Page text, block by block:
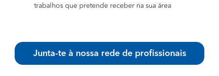
trabalhos que pretende receber na sua área
Junta-te à nossa rede de profissionais